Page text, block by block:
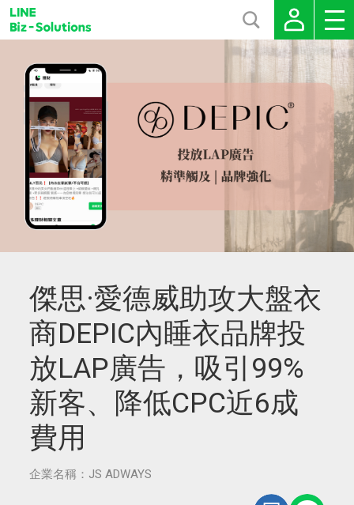
傑思·愛德威助攻大盤衣
商DEPIC內睡衣品牌投
放LAP廣告，吸引99%
新客、降低CPC近6成
費用
企業名稱：JS ADWAYS